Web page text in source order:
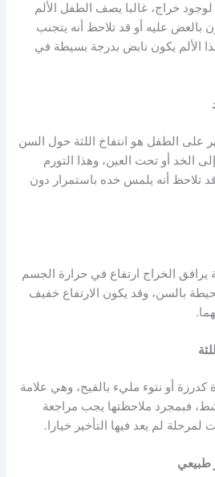
لوجود خراج، غالبا يصف الطفل الألم
بالعض عليه أو قد تلاحظ أنه يتجنب
الألم يكون نابض بدرجة بسيطة في
على الطفل هو انتفاخ اللثة حول السن
الخد أو تحت العين، وهذا التورم
تلاحظ أنه يلمس خده باستمرار دون
الخراج ارتفاع في حرارة الجسم
بالسن، وقد يكون الارتفاع خفيف
أو نتوء مليء بالقيح، وهي علامة
فبمجرد ملاحظتها يجب مراجعة
لم يعد فيها التأخير خيارا.
طبيعي